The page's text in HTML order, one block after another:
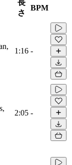
長
さ
BPM
1:16 -
2:05 -